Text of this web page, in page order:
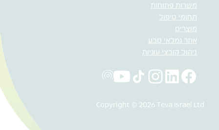
משרות פתוחות
תחומי טיפול
מוצרים
אתר גמלאי טבע
ניהול קובצי עוגיות
Copyright © 2026 Teva Israel Ltd